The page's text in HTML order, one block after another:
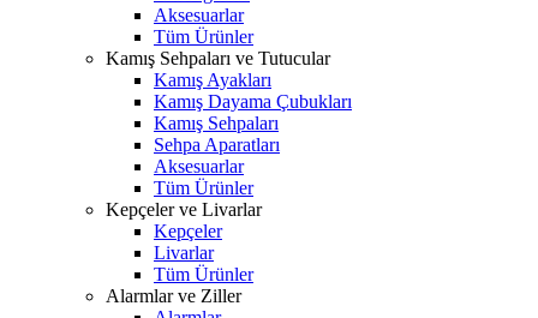
Aksesuarlar
Tüm Ürünler
Kamış Sehpaları ve Tutucular
Kamış Ayakları
Kamış Dayama Çubukları
Kamış Sehpaları
Sehpa Aparatları
Aksesuarlar
Tüm Ürünler
Kepçeler ve Livarlar
Kepçeler
Livarlar
Tüm Ürünler
Alarmlar ve Ziller